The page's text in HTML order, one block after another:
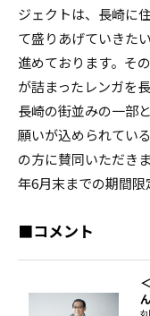
ジェクトは、長崎に
て盛りあげていきた
進めております。そ
が詰まったレンガを
長崎の街並みの一部
願いが込められてい
の方に賛同いただき
年6月末までの期間限
■コメント